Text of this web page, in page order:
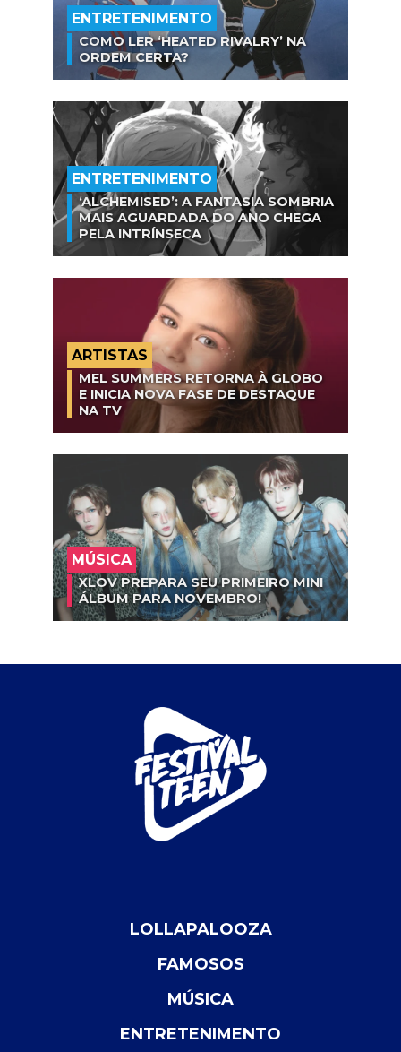
ENTRETENIMENTO
COMO LER ‘HEATED RIVALRY’ NA
ORDEM CERTA?
ENTRETENIMENTO
‘ALCHEMISED’: A FANTASIA SOMBRIA
MAIS AGUARDADA DO ANO CHEGA
PELA INTRÍNSECA
ARTISTAS
MEL SUMMERS RETORNA À GLOBO
E INICIA NOVA FASE DE DESTAQUE
NA TV
MÚSICA
XLOV PREPARA SEU PRIMEIRO MINI
ÁLBUM PARA NOVEMBRO!
LOLLAPALOOZA
FAMOSOS
MÚSICA
ENTRETENIMENTO